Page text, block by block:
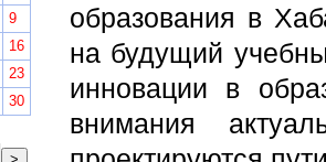
образования в
на будущий
инновации в
внимания
9
16
23
30